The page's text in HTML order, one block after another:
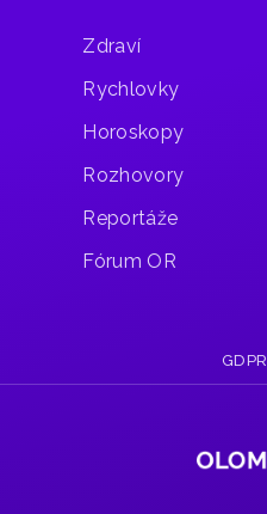
předsedu
k rezignaci.
odvolání
Hepnárka
zvedlo
na posledním
zasedání
Důvodem
Zdraví
Rychlovky
Horoskopy
Rozhovory
Reportáže
Fórum OR
GDPR